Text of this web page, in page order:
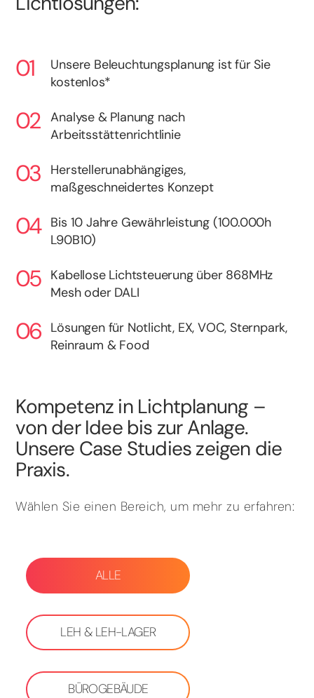
Unsere Beleuchtungsplanung ist für Sie
kostenlos*
Analyse & Planung nach
Arbeitsstättenrichtlinie
Herstellerunabhängiges,
maßgeschneidertes Konzept
Bis 10 Jahre Gewährleistung (100.000h
L90B10)
Kabellose Lichtsteuerung über 868MHz
Mesh oder DALI
Lösungen für Notlicht, EX, VOC, Sternpark,
Reinraum & Food
Kompetenz in Lichtplanung –
von der Idee bis zur Anlage.
Unsere Case Studies zeigen die
Praxis.
Wählen Sie einen Bereich, um mehr zu erfahren:
ALLE
LEH & LEH-LAGER
BÜROGEBÄUDE